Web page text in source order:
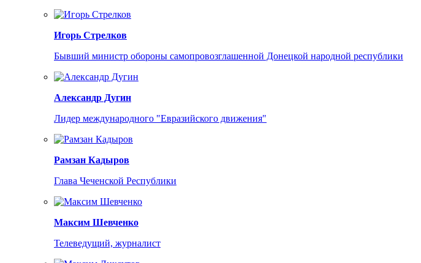
Игорь Стрелков
Бывший министр обороны самопровозглашенной Донецкой народной республики
Александр Дугин
Лидер международного "Евразийского движения"
Рамзан Кадыров
Глава Чеченской Республики
Максим Шевченко
Телеведущий, журналист